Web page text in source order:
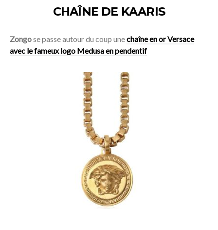
CHAÎNE DE KAARIS
Zongose passe autour du coup unechaîne en or Versace
avec le fameux logo Medusa en pendentif
Acheter